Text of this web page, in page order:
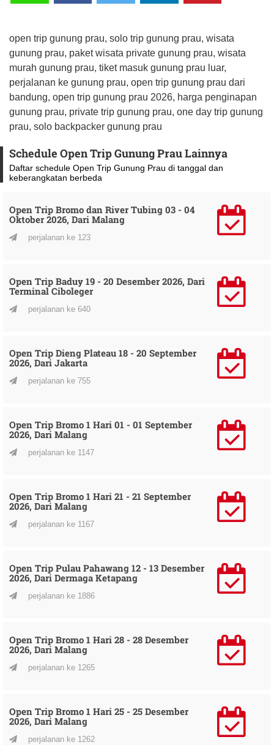
open trip gunung prau, solo trip gunung prau, wisata
gunung prau, paket wisata private gunung prau, wisata
murah gunung prau, tiket masuk gunung prau luar,
perjalanan ke gunung prau, open trip gunung prau dari
bandung, open trip gunung prau 2026, harga penginapan
gunung prau, private trip gunung prau, one day trip gunung
prau, solo backpacker gunung prau
Schedule Open Trip Gunung Prau Lainnya
Daftar schedule Open Trip Gunung Prau di tanggal dan
keberangkatan berbeda
Open Trip Bromo dan River Tubing 03 - 04
Oktober 2026, Dari Malang
perjalanan ke 123
Open Trip Baduy 19 - 20 Desember 2026, Dari
Terminal Ciboleger
perjalanan ke 640
Open Trip Dieng Plateau 18 - 20 September
2026, Dari Jakarta
perjalanan ke 755
Open Trip Bromo 1 Hari 01 - 01 September
2026, Dari Malang
perjalanan ke 1147
Open Trip Bromo 1 Hari 21 - 21 September
2026, Dari Malang
perjalanan ke 1167
Open Trip Pulau Pahawang 12 - 13 Desember
2026, Dari Dermaga Ketapang
perjalanan ke 1886
Open Trip Bromo 1 Hari 28 - 28 Desember
2026, Dari Malang
perjalanan ke 1265
Open Trip Bromo 1 Hari 25 - 25 Desember
2026, Dari Malang
perjalanan ke 1262